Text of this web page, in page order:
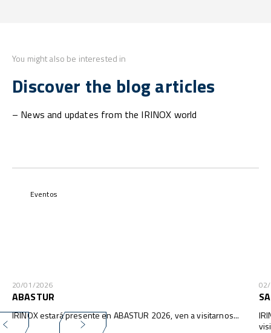
You might also be interested in
Discover the blog articles
– News and updates from the IRINOX world
Eventos
20/01/2026
ABASTUR
IRINOX estará presente en ABASTUR 2026, ven a visitarnos...